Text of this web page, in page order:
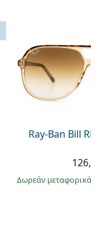
Ray-Ban Bill
Δωρεάν μεταφορικά